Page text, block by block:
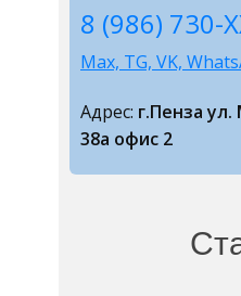
8 (986) 730-
Max, TG, VK,
Адрес: г.Пенза
38а офис 2